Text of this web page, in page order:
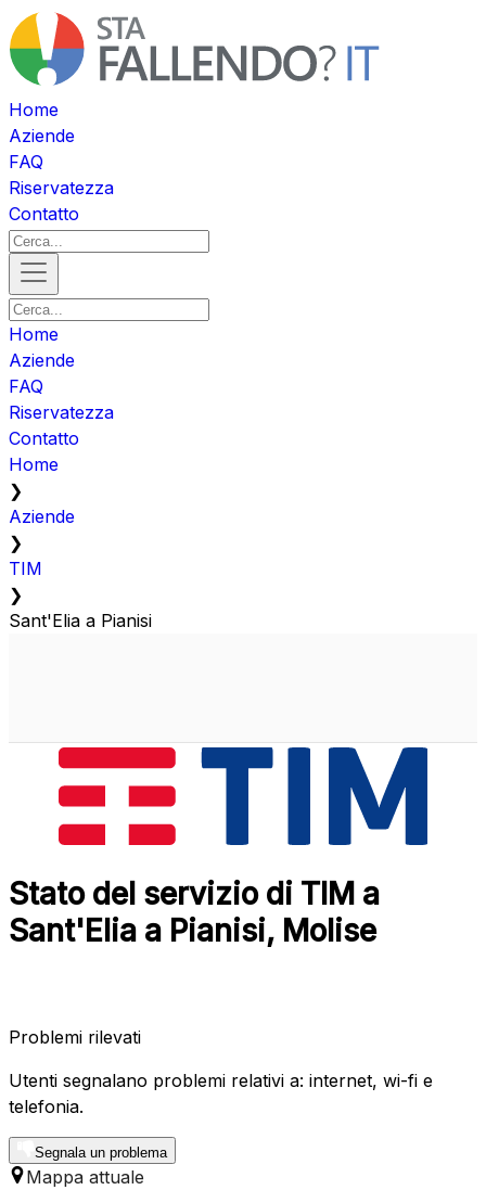
Home
Aziende
FAQ
Riservatezza
Contatto
Home
Aziende
FAQ
Riservatezza
Contatto
Home
❯
Aziende
❯
TIM
❯
Sant'Elia a Pianisi
Stato del servizio di TIM a
Sant'Elia a Pianisi, Molise
Problemi rilevati
Utenti segnalano problemi relativi a: internet, wi-fi e
telefonia.
Segnala un problema
Mappa attuale